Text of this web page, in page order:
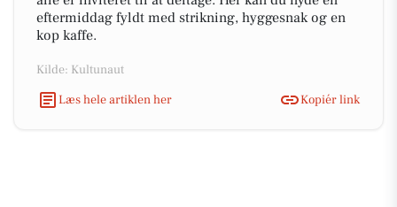
eftermiddag fyldt med strikning, hyggesnak og en
kop kaffe.
Kilde: Kultunaut
Læs hele artiklen her
Kopiér link